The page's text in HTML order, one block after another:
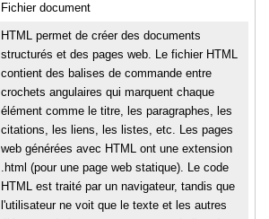
Fichier document
HTML permet de créer des documents
structurés et des pages web. Le fichier HTML
contient des balises de commande entre
crochets angulaires qui marquent chaque
élément comme le titre, les paragraphes, les
citations, les liens, les listes, etc. Les pages
web générées avec HTML ont une extension
.html (pour une page web statique). Le code
HTML est traité par un navigateur, tandis que
l'utilisateur ne voit que le texte et les autres